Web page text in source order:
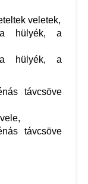
veletek,
hülyék, a
hülyék, a
távcsöve
távcsöve